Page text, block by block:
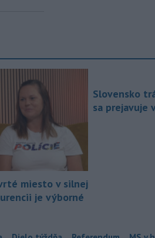
miesto v silnej
je výborné
Slovensko
sa prejavuje